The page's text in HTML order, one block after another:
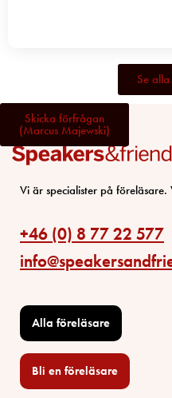
Se
Skicka förfrågan
(Marcus Majewski)
Vi är specialister på
+46 (0) 8 77 22 577
Alla föreläsare
Bli en föreläsare​